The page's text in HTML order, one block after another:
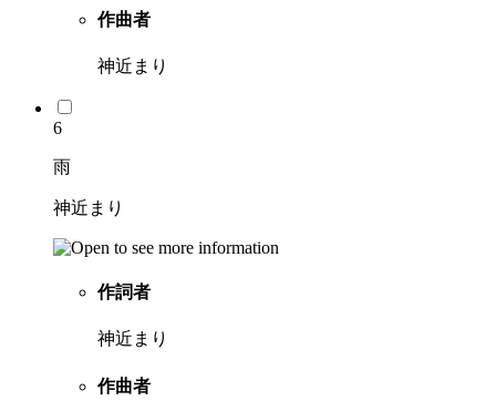
作曲者
神近まり
6
雨
神近まり
作詞者
神近まり
作曲者